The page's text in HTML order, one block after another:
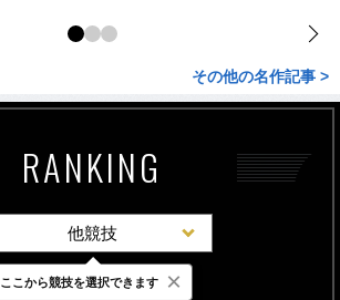
その他の名作記事 >
RANKING
他競技
最新 24時間 週間
ここから競技を選択できます ×